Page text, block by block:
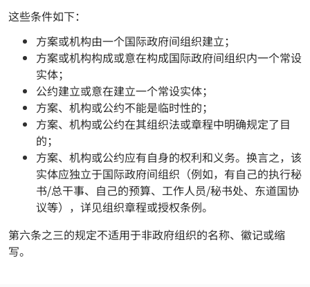
这些条件如下：
方案或机构由一个国际政府间组织建立；
方案或机构构成或意在构成国际政府间组织内一个常设
实体；
公约建立或意在建立一个常设实体；
方案、机构或公约不能是临时性的；
方案、机构或公约在其组织法或章程中明确规定了目
的；
方案、机构或公约应有自身的权利和义务。换言之，该
实体应独立于国际政府间组织（例如，有自己的执行秘
书/总干事、自己的预算、工作人员/秘书处、东道国协
议等），详见组织章程或授权条例。
第六条之三的规定不适用于非政府组织的名称、徽记或缩
写。